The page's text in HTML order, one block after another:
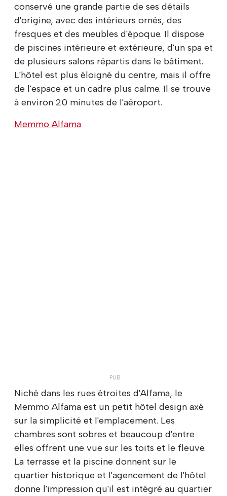
conservé une grande partie de ses détails
d'origine, avec des intérieurs ornés, des
fresques et des meubles d'époque. Il dispose
de piscines intérieure et extérieure, d'un spa et
de plusieurs salons répartis dans le bâtiment.
L'hôtel est plus éloigné du centre, mais il offre
de l'espace et un cadre plus calme. Il se trouve
à environ 20 minutes de l'aéroport.
Memmo Alfama
Niché dans les rues étroites d'Alfama, le
Memmo Alfama est un petit hôtel design axé
sur la simplicité et l'emplacement. Les
chambres sont sobres et beaucoup d'entre
elles offrent une vue sur les toits et le fleuve.
La terrasse et la piscine donnent sur le
quartier historique et l'agencement de l'hôtel
donne l'impression qu'il est intégré au quartier